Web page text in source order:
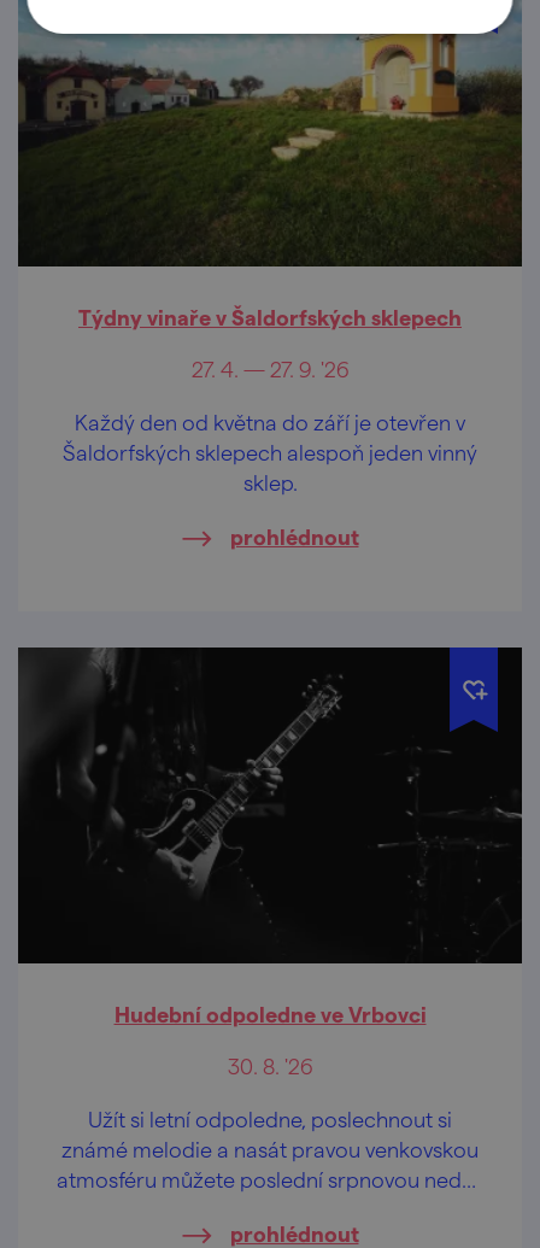
Týdny vinaře v Šaldorfských sklepech
27. 4. — 27. 9. '26
Každý den od května do září je otevřen v
Šaldorfských sklepech alespoň jeden vinný
sklep.
prohlédnout
Hudební odpoledne ve Vrbovci
30. 8. '26
Užít si letní odpoledne, poslechnout si
známé melodie a nasát pravou venkovskou
atmosféru můžete poslední srpnovou neděli
prohlédnout